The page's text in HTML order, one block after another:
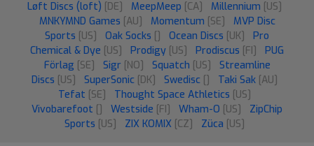
Løft Discs (loft) [DE] MeepMeep [CA] Millennium [US]
MNKYMND Games [AU] Momentum [SE]
MVP Disc
Sports [US] Oak Socks Ocean Discs [UK]
Pro
Chemical & Dye [US] Prodigy [US] Prodiscus [FI]
PUG
Förlag [SE] Sigr [NO] Squatch [US]
Streamline
Discs [US] SuperSonic [DK] Swedisc Taki Sak [AU]
Tefat [SE] Thought Space Athletics [US]
Vivobarefoot
Westside [FI] Wham-O [US]
ZipChip
Sports [US] ZIX KOMIX [CZ] Züca [US]